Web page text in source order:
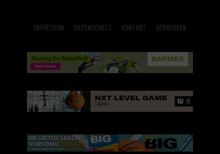
Impressum Datenschutz Kontakt Sponsoren